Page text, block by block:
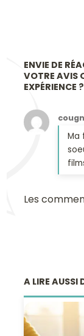
ENVIE DE
VOTRE AVIS
EXPÉRIENCE
Ma
Les
A LIRE AUSSI